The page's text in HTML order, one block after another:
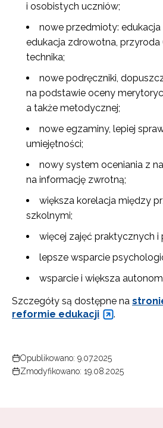
i osobistych uczniów;
nowe przedmioty:
edukacja zdrowotna, przyroda
technika;
nowe podręczniki,
na podstawie oceny
a także metodycznej;
nowe egzaminy, lepiej
umiejętności;
nowy system oceniania z
na informację zwrotną;
większa korelacja między
szkolnymi;
więcej zajęć praktycznych i
lepsze wsparcie
wsparcie i większa
Szczegóły są dostępne na
reformie edukacji
.
Opublikowano: 9.07.2025
Zmodyfikowano: 19.08.2025